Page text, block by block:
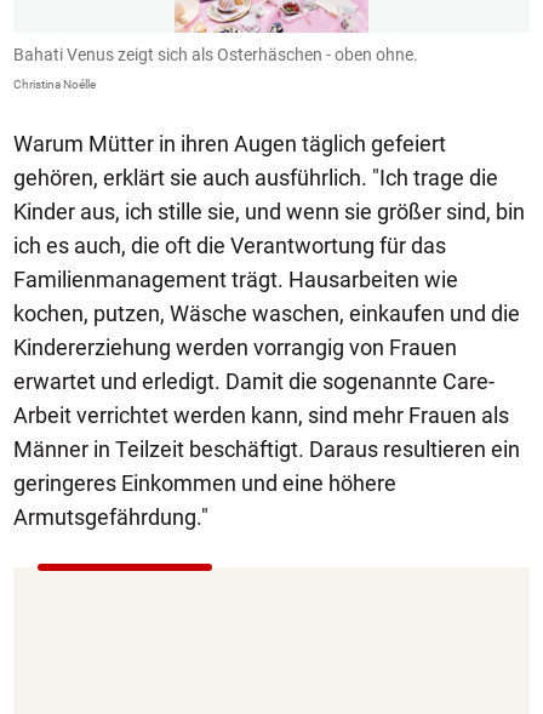
Bahati Venus zeigt sich als Osterhäschen - oben ohne.
Christina Noélle
Warum Mütter in ihren Augen täglich gefeiert
gehören, erklärt sie auch ausführlich. "Ich trage die
Kinder aus, ich stille sie, und wenn sie größer sind, bin
ich es auch, die oft die Verantwortung für das
Familienmanagement trägt. Hausarbeiten wie
kochen, putzen, Wäsche waschen, einkaufen und die
Kindererziehung werden vorrangig von Frauen
erwartet und erledigt. Damit die sogenannte Care-
Arbeit verrichtet werden kann, sind mehr Frauen als
Männer in Teilzeit beschäftigt. Daraus resultieren ein
geringeres Einkommen und eine höhere
Armutsgefährdung."